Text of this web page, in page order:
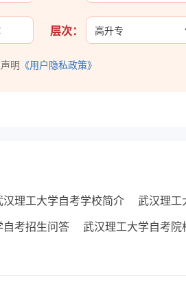
层次：
明 《用户隐私政策》
汉理工大学自考学校简介 武汉理工
自考招生问答 武汉理工大学自考院